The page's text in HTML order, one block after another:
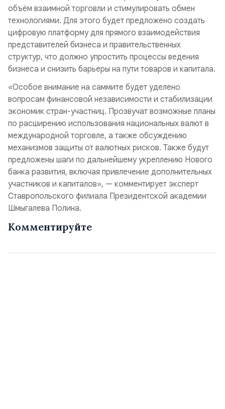
объём взаимной торговли и стимулировать обмен
технологиями. Для этого будет предложено создать
цифровую платформу для прямого взаимодействия
представителей бизнеса и правительственных
структур, что должно упростить процессы ведения
бизнеса и снизить барьеры на пути товаров и капитала.
«Особое внимание на саммите будет уделено
вопросам финансовой независимости и стабилизации
экономик стран-участниц. Прозвучат возможные планы
по расширению использования национальных валют в
международной торговле, а также обсуждению
механизмов защиты от валютных рисков. Также будут
предложены шаги по дальнейшему укреплению Нового
банка развития, включая привлечение дополнительных
участников и капиталов», — комментирует эксперт
Ставропольского филиала Президентской академии
Шмыгалева Полина.
Комментируйте